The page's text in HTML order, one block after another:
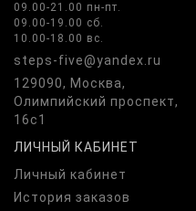
09.00-21.00 пн-пт.
09.00-19.00 сб.
10.00-18.00 вс.
steps-five@yandex.ru
129090, Москва,
Олимпийский проспект,
16с1
ЛИЧНЫЙ КАБИНЕТ
Личный кабинет
История заказов